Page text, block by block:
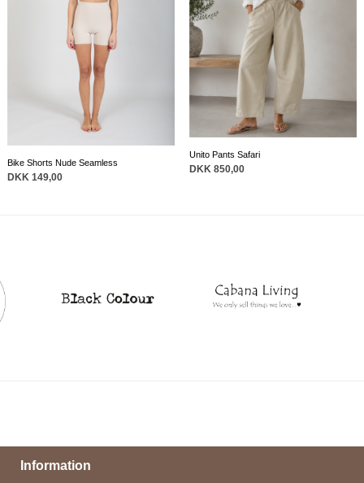
Bike Shorts Nude Seamless
DKK 149,00
Unito Pants Safari
DKK 850,00
Information